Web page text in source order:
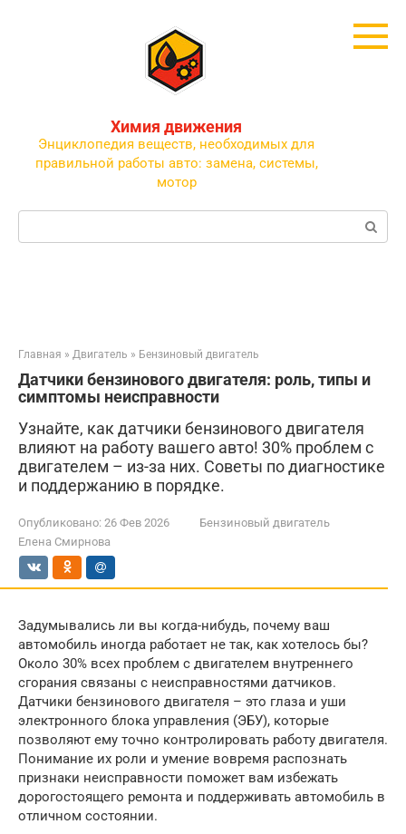
Химия движения
Энциклопедия веществ, необходимых для
правильной работы авто: замена, системы,
мотор
Поиск:
Главная » Двигатель » Бензиновый двигатель
Датчики бензинового двигателя: роль, типы и
симптомы неисправности
Узнайте, как датчики бензинового двигателя
влияют на работу вашего авто! 30% проблем с
двигателем – из-за них. Советы по диагностике
и поддержанию в порядке.
Опубликовано: 26 Фев 2026
Бензиновый двигатель
Елена Смирнова
Задумывались ли вы когда-нибудь, почему ваш
автомобиль иногда работает не так, как хотелось бы?
Около 30% всех проблем с двигателем внутреннего
сгорания связаны с неисправностями датчиков.
Датчики бензинового двигателя – это глаза и уши
электронного блока управления (ЭБУ), которые
позволяют ему точно контролировать работу двигателя.
Понимание их роли и умение вовремя распознать
признаки неисправности поможет вам избежать
дорогостоящего ремонта и поддерживать автомобиль в
отличном состоянии.